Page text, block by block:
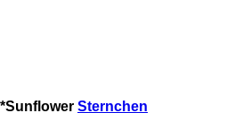
*Sunflower Sternchen